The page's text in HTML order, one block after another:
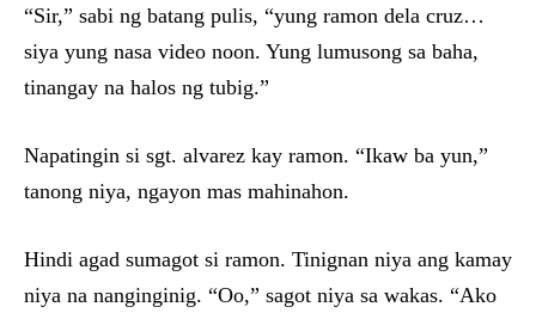
“Sir,” sabi ng batang pulis, “yung ramon dela cruz…
siya yung nasa video noon. Yung lumusong sa baha,
tinangay na halos ng tubig.”
Napatingin si sgt. alvarez kay ramon. “Ikaw ba yun,”
tanong niya, ngayon mas mahinahon.
Hindi agad sumagot si ramon. Tinignan niya ang kamay
niya na nanginginig. “Oo,” sagot niya sa wakas. “Ako